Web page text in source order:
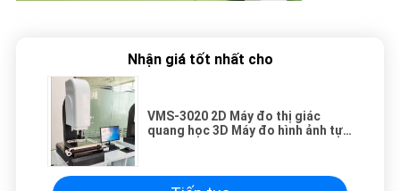
Nhận giá tốt nhất cho
VMS-3020 2D Máy đo thị giác
quang học 3D Máy đo hình ảnh tự